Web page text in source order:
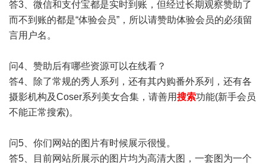
答3、微信和支付宝都是实时到账，但经过长期观察赞助了
而不到账的都是“体验会员”，所以请赞助体验会员的必须留
言用户名。
问4、赞助后有哪些资源可以在线看？
答4、除了常规的秀人系列，还有其内购番外系列，还有各
摄影机构及Coser系列美女合集，请善用搜索功能(新手会员
不能正常搜索)。
问5、你们网站的图片有时候展示很慢。
答5、目前网站所展示的图片均为高清大图，一套图为一个